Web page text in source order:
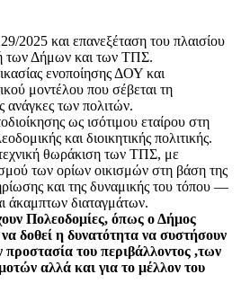
2025 και επανεξέταση του πλαισίου
των Δήμων και των ΤΠΣ.
ενοποίησης ΔΟΥ και
μοντέλου που σέβεται τη
ανάγκες των πολιτών.
ως ισότιμου εταίρου στη
και διοικητικής πολιτικής.
θωράκιση των ΤΠΣ, με
των ορίων οικισμών στη βάση της
και της δυναμικής του τόπου —
άκαμπτων διαταγμάτων.
Πολεοδομίες, όπως ο Δήμος
δοθεί η δυνατότητα να συστήσουν
προστασία του περιβάλλοντος ,των
αλλά και για το μέλλον του